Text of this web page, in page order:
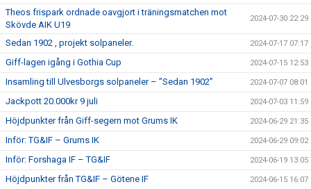
Theos frispark ordnade oavgjort i träningsmatchen mot
Skövde AIK U19
2024-07-30 22:29
Sedan 1902 , projekt solpaneler. 2024-07-17 07:17
Giff-lagen igång i Gothia Cup 2024-07-15 12:53
Insamling till Ulvesborgs solpaneler – ”Sedan 1902” 2024-07-07 08:01
Jackpott 20.000kr 9 juli 2024-07-03 11:59
Höjdpunkter från Giff-segern mot Grums IK 2024-06-29 21:35
Inför: TG&IF – Grums IK 2024-06-29 09:02
Inför: Forshaga IF – TG&IF 2024-06-19 13:05
Höjdpunkter från TG&IF – Götene IF 2024-06-15 16:07